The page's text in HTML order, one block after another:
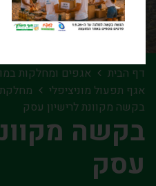
דף הבית
אגפים ומחלקות
אגף תפעול מוניציפלי
בקשה מקוונת לרישיון עסק
בקשה
עסק